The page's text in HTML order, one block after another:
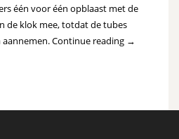
één voor één opblaast met de
de klok mee, totdat de tubes
Continue reading →